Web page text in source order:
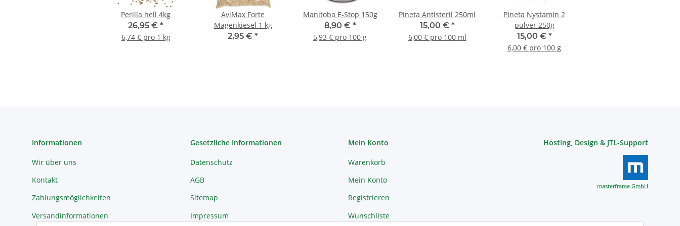
Perilla hell 4kg
26,95 € *
6,74 € pro 1 kg
AviMax Forte
Magenkiesel 1 kg
2,95 € *
Manitoba E-Stop 150g
8,90 € *
5,93 € pro 100 g
Pineta Antisteril 250ml
15,00 € *
6,00 € pro 100 ml
Pineta Nystamin 2
pulver 250g
15,00 € *
6,00 € pro 100 g
Informationen
Wir über uns
Kontakt
Zahlungsmöglichkeiten
Versandinformationen
Gesetzliche Informationen
Datenschutz
AGB
Sitemap
Impressum
Mein Konto
Warenkorb
Mein Konto
Registrieren
Wunschliste
Hosting, Design & JTL-Support
masterframe GmbH